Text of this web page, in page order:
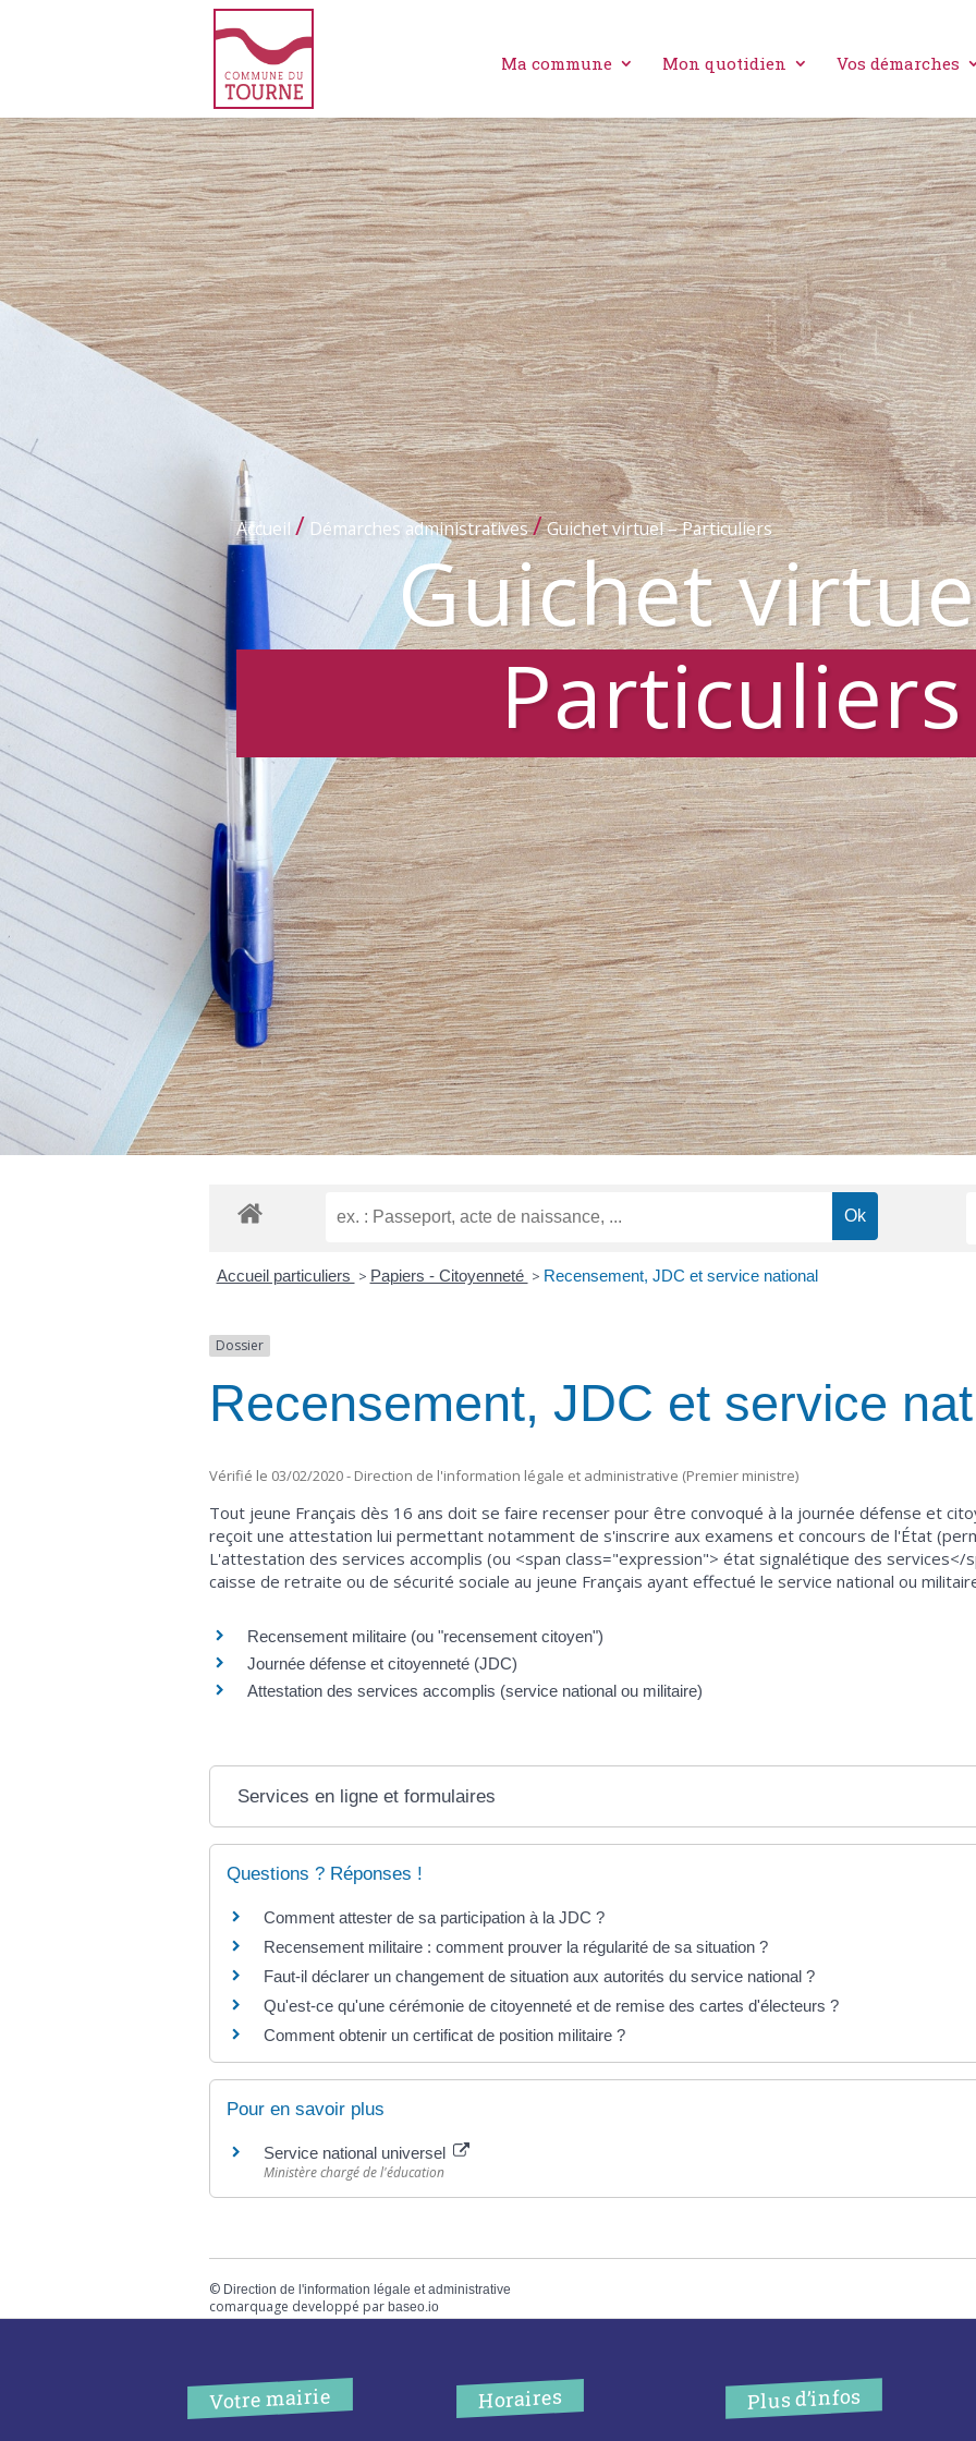
Ma commune Mon quotidien Vos démarches
Accueil / Démarches administratives/Guichet virtuel – Particuliers
Guichet
Particuliers
Accueil particuliers > Papiers - Citoyenneté > Recensement, JDC et service national
Dossier
Recensement, JDC et service
Vérifié le 03/02/2020 - Direction de l'information légale et administrative (Premier ministre)
Tout jeune Français dès 16 ans doit se faire recenser pour être convoqué à la journée défense et
reçoit une attestation lui permettant notamment de s'inscrire aux examens et concours de l'État
L'attestation des services accomplis (ou <span class="expression"> état signalétique des services</
caisse de retraite ou de sécurité sociale au jeune Français ayant effectué le service national ou
Recensement militaire (ou "recensement citoyen")
Journée défense et citoyenneté (JDC)
Attestation des services accomplis (service national ou militaire)
Services en ligne et formulaires
Questions ? Réponses !
Comment attester de sa participation à la JDC ?
Recensement militaire : comment prouver la régularité de sa situation ?
Faut-il déclarer un changement de situation aux autorités du service national ?
Qu'est-ce qu'une cérémonie de citoyenneté et de remise des cartes d'électeurs ?
Comment obtenir un certificat de position militaire ?
Pour en savoir plus
Service national universel
Ministère chargé de l'éducation
© Direction de l'information légale et administrative
comarquage developpé par baseo.io
Votre mairie Horaires Plus d’infos